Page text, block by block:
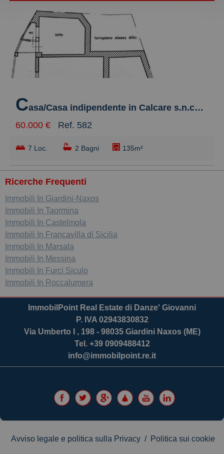
Meno recente
Economici
più cari
più piccoli
più grandi
Casa/Casa indipendente in Calcare s.n.c., Furci Siculo
60.000 €
Ref. 582
7 Loc. 2 Bagni 135m²
Ricerche Frequenti
Immobili In Giardini-Naxos
Immobili In Taormina
Immobili In Castelmola
Immobili In Francavilla di Sicilia
Immobili In Marsala
Immobili In Messina
Immobili In Furci Siculo
Immobili In Roccalumera
ImmobilPoint Real Estate di Danze' Giovanni
P. IVA 02943830832
Via Umberto I , 198 - 98035 Giardini Naxos (ME)
Tel. +39 0909488412
info@immobilpoint.re.it
Avviso legale e politica sulla Privacy / Politica sui cookie